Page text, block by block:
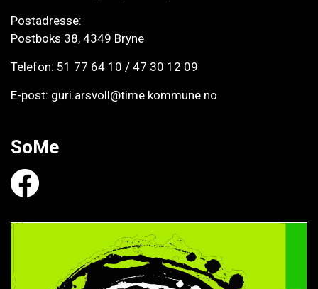
Postadresse:
Postboks 38, 4349 Bryne
Telefon: 51 77 64 10 / 47 30 12 09
E-post: guri.arsvoll@time.kommune.no
SoMe